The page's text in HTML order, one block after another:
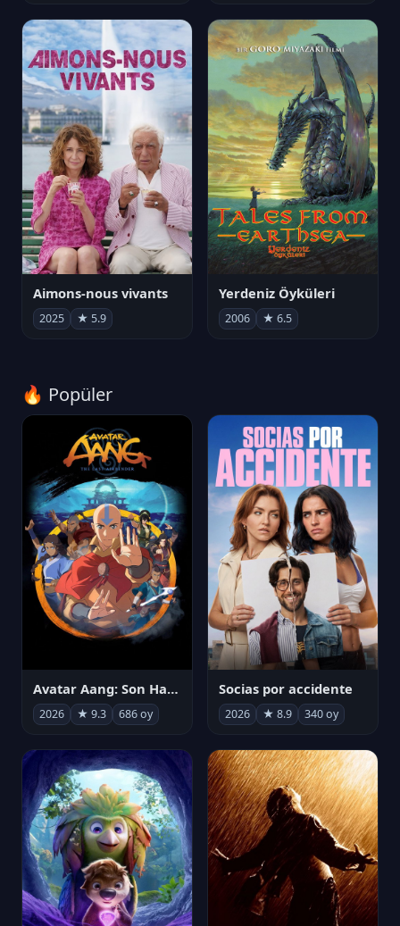
Aimons-nous vivants
2025 ★ 5.9
Yerdeniz Öyküleri
2006 ★ 6.5
🔥 Popüler
Avatar Aang: Son Havabükücü
2026 ★ 9.3 686 oy
Socias por accidente
2026 ★ 8.9 340 oy